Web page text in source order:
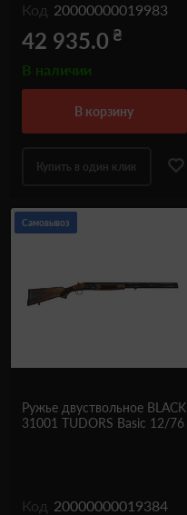
Код 20000000019983
42 935.0 ₴
В наличии
в корзину
Купить в один клик
Самовывоз
Ружье двуствольное BLACK
31001 TUDORS Basic 12/76
Код 20000000019384